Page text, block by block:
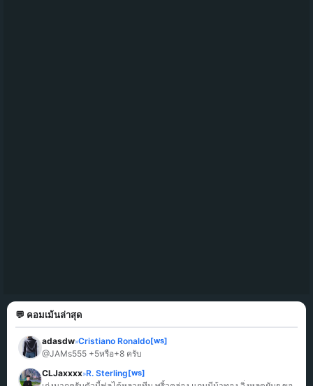
💬 คอมเม้นล่าสุด
adasdw»Cristiano Ronaldo[ws]
@JAMs555 +5หรือ+8 ครับ
CLJaxxxx»R. Sterling[ws]